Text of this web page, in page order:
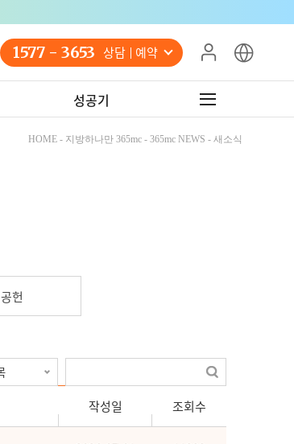
1577 - 3653 상담 예약
성공기
HOME - 지방하나만 365mc - 365mc NEWS - 새소식
헌
작성일 조회수